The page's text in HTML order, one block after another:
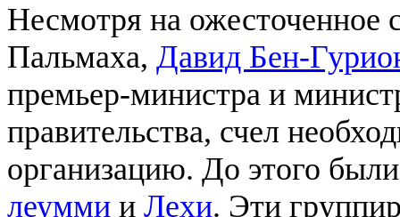
Несмотря на ожесточенное
Пальмаха, Давид Бен-
премьер-министра и
правительства, счел
организацию. До этого
леумми и Лехи. Эти